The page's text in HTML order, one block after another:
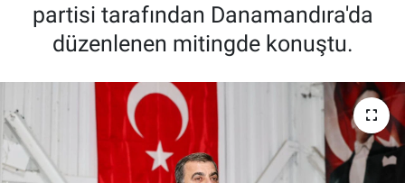
partisi tarafından Danamandıra'da
düzenlenen mitingde konuştu.
Son Dakika Haberleri